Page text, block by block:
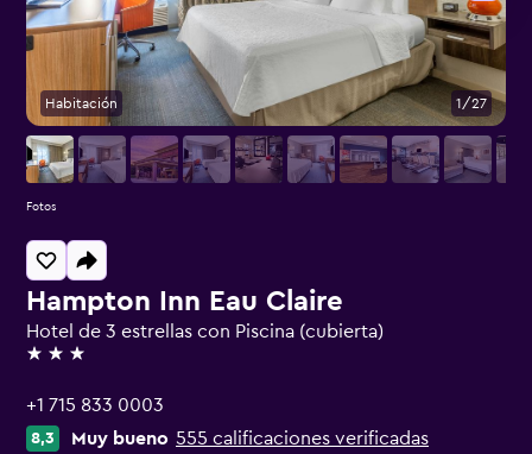
Hampton Inn Eau Claire
Hotel de 3 estrellas con Piscina (cubierta)
3 estrellas
+1 715 833 0003
8,3 Muy bueno 555 calificaciones verificadas
Habitación 1/27
Fotos